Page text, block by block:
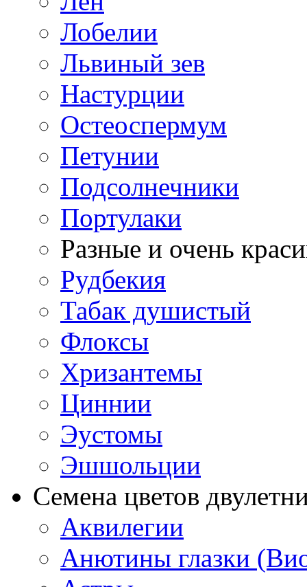
Лобелии
Львиный зев
Настурции
Остеоспермум
Петунии
Подсолнечники
Портулаки
Разные и очень
Рудбекия
Табак душистый
Флоксы
Хризантемы
Циннии
Эустомы
Эшшольции
Семена цветов
Аквилегии
Анютины глазки